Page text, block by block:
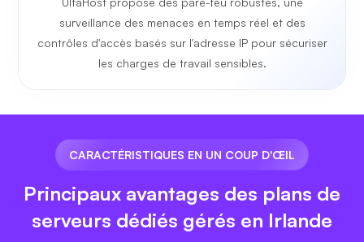
surveillance des menaces en temps réel et des
contrôles d'accès basés sur l'adresse IP pour sécuriser
les charges de travail sensibles.
CARACTÉRISTIQUES EN UN COUP D'ŒIL
Principaux avantages des plans de
serveurs dédiés gérés en Irlande